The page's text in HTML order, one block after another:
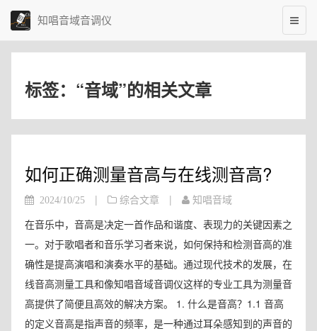
知唱音域音调仪
标签：“音域”的相关文章
如何正确测量音高与在线测音高?
2024/10/25 | 综合文章 | 知唱音域
在音乐中，音高是决定一首作品和谐度、表现力的关键因素之
一。对于歌唱者和音乐学习者来说，如何保持和检测音高的准
确性是提高演唱和演奏水平的基础。通过现代技术的发展，在
线音高测量工具和像知唱音域音调仪这样的专业工具为测量音
高提供了简便且高效的解决方案。 1. 什么是音高？1.1 音高
的定义音高是指声音的频率，是一种通过耳朵感知到的声音的